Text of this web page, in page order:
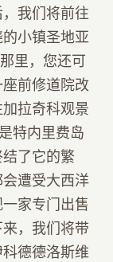
我们将前往
小镇圣地亚
里，您还可
前修道院改
拉奇科观景
特内里费岛
了它的繁
遭受大西洋
家专门出售
，我们将带
德德洛斯维